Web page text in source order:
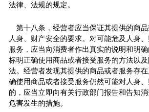
法律、法规的规定。
第十八条，经营者应当保证其提供的商
人身、财产安全的要求。对可能危及人身
服务，应当向消费者作出真实的说明和明
标明正确使用商品或者接受服务的方法以
法。经营者发现其提供的商品或者服务存
确使用商品或者接受服务仍然可能对人身
的，应当立即向有关行政部门报告和告知
危害发生的措施。